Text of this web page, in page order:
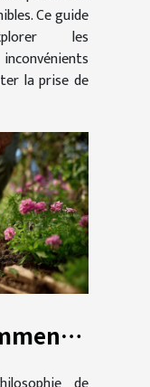
Ce guide
les
la prise de